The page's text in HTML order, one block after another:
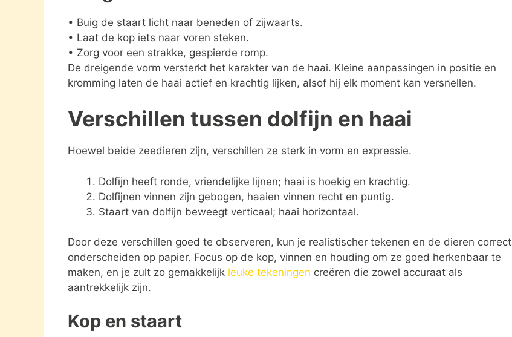
• Buig de staart licht naar beneden of zijwaarts.
• Laat de kop iets naar voren steken.
• Zorg voor een strakke, gespierde romp.
De dreigende vorm versterkt het karakter van de haai. Kleine aanpassingen in positie en
kromming laten de haai actief en krachtig lijken, alsof hij elk moment kan versnellen.
Verschillen tussen dolfijn en haai
Hoewel beide zeedieren zijn, verschillen ze sterk in vorm en expressie.
Dolfijn heeft ronde, vriendelijke lijnen; haai is hoekig en krachtig.
Dolfijnen vinnen zijn gebogen, haaien vinnen recht en puntig.
Staart van dolfijn beweegt verticaal; haai horizontaal.
Door deze verschillen goed te observeren, kun je realistischer tekenen en de dieren correct
onderscheiden op papier. Focus op de kop, vinnen en houding om ze goed herkenbaar te
maken, en je zult zo gemakkelijk leuke tekeningen creëren die zowel accuraat als
aantrekkelijk zijn.
Kop en staart